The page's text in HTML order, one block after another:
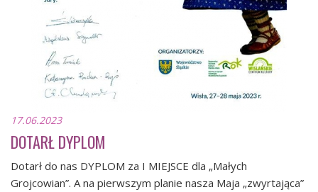
17.06.2023
DOTARŁ DYPLOM
Dotarł do nas DYPLOM za I MIEJSCE dla „Małych
Grojcowian”. A na pierwszym planie nasza Maja „zwyrtająca”